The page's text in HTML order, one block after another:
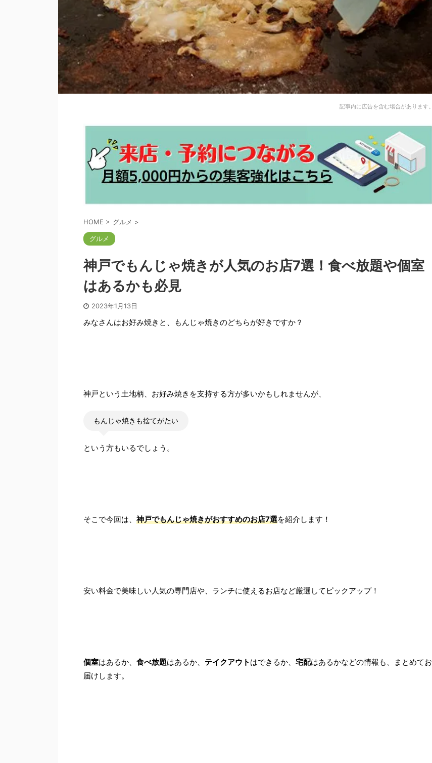
記事内に広告を含む場合があります。
HOME > グルメ >
グルメ
神戸でもんじゃ焼きが人気のお店7選！食べ放題や個室
はあるかも必見
2023年1月13日
みなさんはお好み焼きと、もんじゃ焼きのどちらが好きですか？
神戸という土地柄、お好み焼きを支持する方が多いかもしれませんが、
もんじゃ焼きも捨てがたい
という方もいるでしょう。
そこで今回は、 神戸でもんじゃ焼きがおすすめのお店7選を紹介します！
安い料金で美味しい人気の専門店や、ランチに使えるお店など厳選してピックアップ！
個室はあるか、 食べ放題はあるか、 テイクアウト はできるか、 宅配はあるかなどの情報も、まとめてお
届けします。